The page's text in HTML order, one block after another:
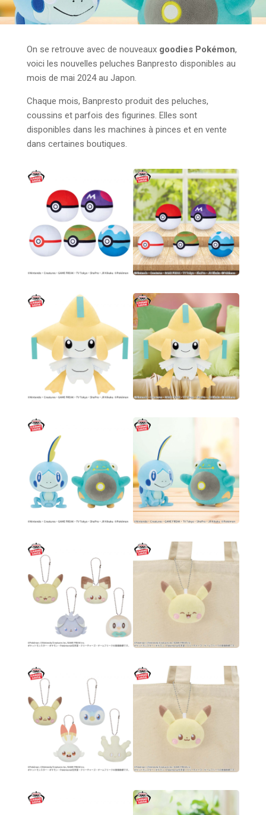
On se retrouve avec de nouveaux goodies Pokémon,
voici les nouvelles peluches Banpresto disponibles au
mois de mai 2024 au Japon.
Chaque mois, Banpresto produit des peluches,
coussins et parfois des figurines. Elles sont
disponibles dans les machines à pinces et en vente
dans certaines boutiques.